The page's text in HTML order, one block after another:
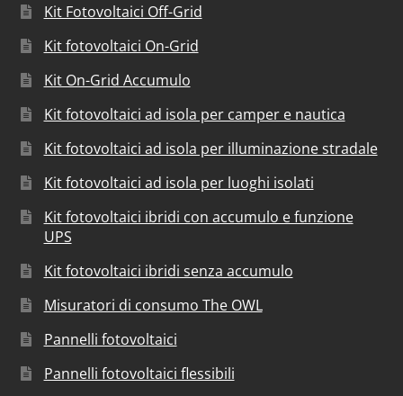
Kit Fotovoltaici Off-Grid
Kit fotovoltaici On-Grid
Kit On-Grid Accumulo
Kit fotovoltaici ad isola per camper e nautica
Kit fotovoltaici ad isola per illuminazione stradale
Kit fotovoltaici ad isola per luoghi isolati
Kit fotovoltaici ibridi con accumulo e funzione
UPS
Kit fotovoltaici ibridi senza accumulo
Misuratori di consumo The OWL
Pannelli fotovoltaici
Pannelli fotovoltaici flessibili